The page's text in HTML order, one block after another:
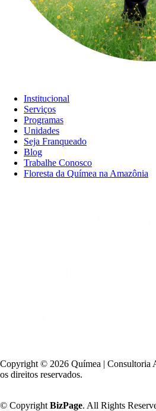
Institucional
Serviços
Programas
Unidades
Seja Franqueado
Blog
Trabalhe Conosco
Floresta da Químea na Amazônia
Copyright © 2026 Químea | Consultoria
os direitos reservados.
© CopyrightBizPage. All Rights